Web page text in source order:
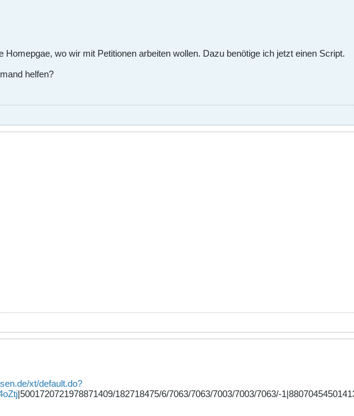
Homepgae, wo wir mit Petitionen arbeiten wollen. Dazu benötige ich jetzt einen Script.
helfen?
xt/default.do?
|5001720721978871409/182718475/6/7063/7063/7003/7003/7063/-